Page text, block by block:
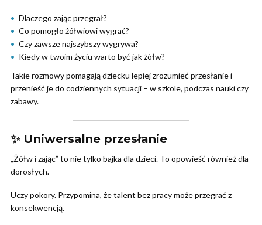
Dlaczego zając przegrał?
Co pomogło żółwiowi wygrać?
Czy zawsze najszybszy wygrywa?
Kiedy w twoim życiu warto być jak żółw?
Takie rozmowy pomagają dziecku lepiej zrozumieć przesłanie i
przenieść je do codziennych sytuacji – w szkole, podczas nauki czy
zabawy.
✨ Uniwersalne przesłanie
„Żółw i zając” to nie tylko bajka dla dzieci. To opowieść również dla
dorosłych.
Uczy pokory. Przypomina, że talent bez pracy może przegrać z
konsekwencją.